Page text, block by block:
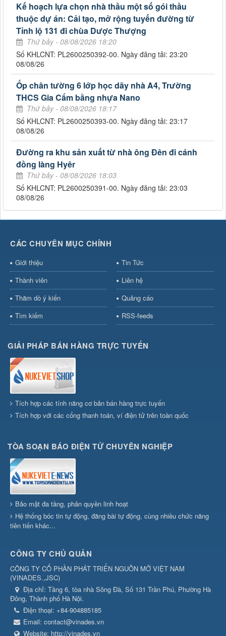
Kế hoạch lựa chọn nhà thầu một số gói thầu
thuộc dự án: Cải tạo, mở rộng tuyến đường từ
Tỉnh lộ 131 đi chùa Dược Thượng
Thứ bảy - 08/08/2026 18:20
Số KHLCNT: PL2600250392-00. Ngày đăng tải: 23:20
08/08/26
Ốp chân tường 6 lớp học dãy nhà A4, Trường
THCS Gia Cẩm bằng nhựa Nano
Thứ bảy - 08/08/2026 18:17
Số KHLCNT: PL2600250393-00. Ngày đăng tải: 23:17
08/08/26
Đường ra khu sản xuất từ nhà ông Đên đi cánh
đồng làng Hyêr
Thứ bảy - 08/08/2026 18:03
Số KHLCNT: PL2600250391-00. Ngày đăng tải: 23:03
08/08/26
CÁC CHUYÊN MỤC CHÍNH
Giới thiệu
Tin Tức
Thành viên
Liên hệ
Thăm dò ý kiến
Quảng cáo
Tìm kiếm
RSS-feeds
GIẢI PHÁP BÁN HÀNG TRỰC TUYẾN
Tích hợp các tính năng cơ bản bán hàng trực tuyến
Tích hợp với các cổng thanh toán, ví điện tử trên toàn quốc
TÒA SOẠN BÁO ĐIỆN TỬ CHUYÊN NGHIỆP
Bảo mật đa tầng, phân quyền linh hoạt
Hệ thống bóc tin tự động, đăng bài tự động, cùng nhiều chức năng
tiên tiến khác...
CÔNG TY CHỦ QUẢN
CÔNG TY CỔ PHẦN PHÁT TRIỂN NGUỒN MỞ VIỆT NAM
(VINADES.,JSC)
Địa chỉ: Tầng 6, tòa nhà Sông Đà, Số 131 Trần Phú, Phường Hà
Đông, Thành phố Hà Nội.
Điện thoại: +84-904885185
Email: contact@vinades.vn
Website: http://vinades.vn